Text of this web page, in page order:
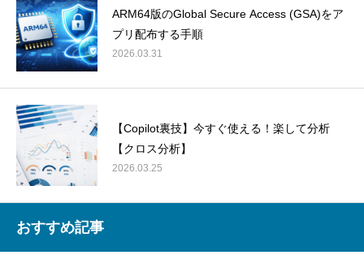
ARM64版のGlobal Secure Access (GSA)をア
プリ配布する手順
2026.03.31
【Copilot裏技】今すぐ使える！楽して分析
【クロス分析】
2026.03.25
おすすめ記事